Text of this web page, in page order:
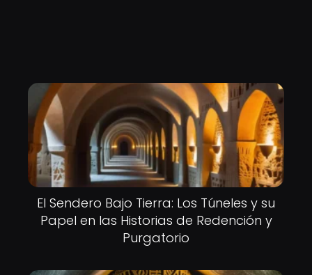
El Sendero Bajo Tierra: Los Túneles y su
Papel en las Historias de Redención y
Purgatorio